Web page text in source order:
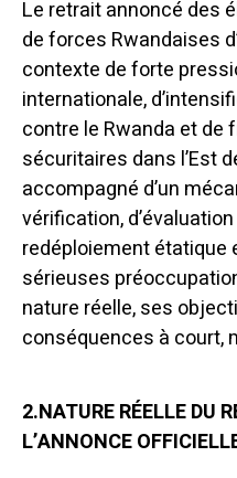
Le retrait annoncé des
de forces Rwandaises
contexte de forte
internationale,
contre le Rwanda et de
sécuritaires dans l’Est
accompagné d’un
vérification,
redéploiement étatique
sérieuses
nature réelle, ses
conséquences à court,
2.NATURE RÉELLE DU
L’ANNONCE